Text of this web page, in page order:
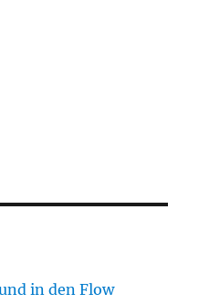
in den Flow